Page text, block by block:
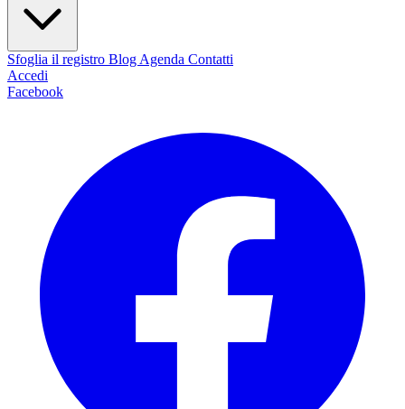
Sfoglia il registro Blog Agenda Contatti
Accedi
Facebook